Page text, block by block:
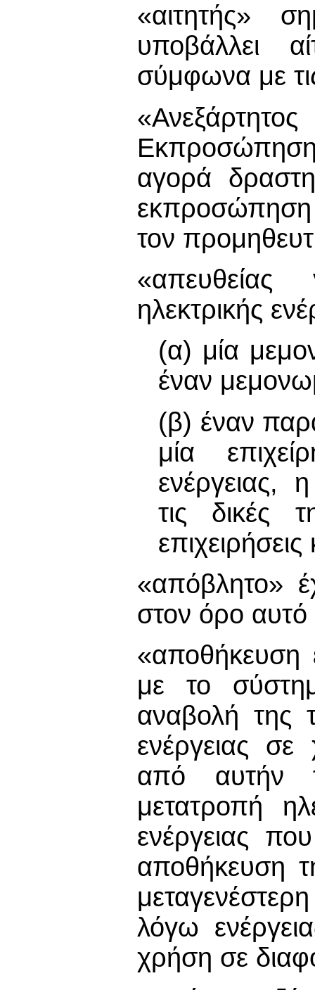
«αιτητής»
υποβάλλει
σύμφωνα με
αγορά
εκπροσώπηση
τον
ηλεκτρικής
(α) μία
έναν
(β) έναν
μία
ενέργειας,
τις δικές
«απόβλητο»
στον όρο
«αποθήκευση
με το
αναβολή της
ενέργειας σε
από αυτήν
μετατροπή
ενέργειας
αποθήκευση
λόγω
χρήση σε